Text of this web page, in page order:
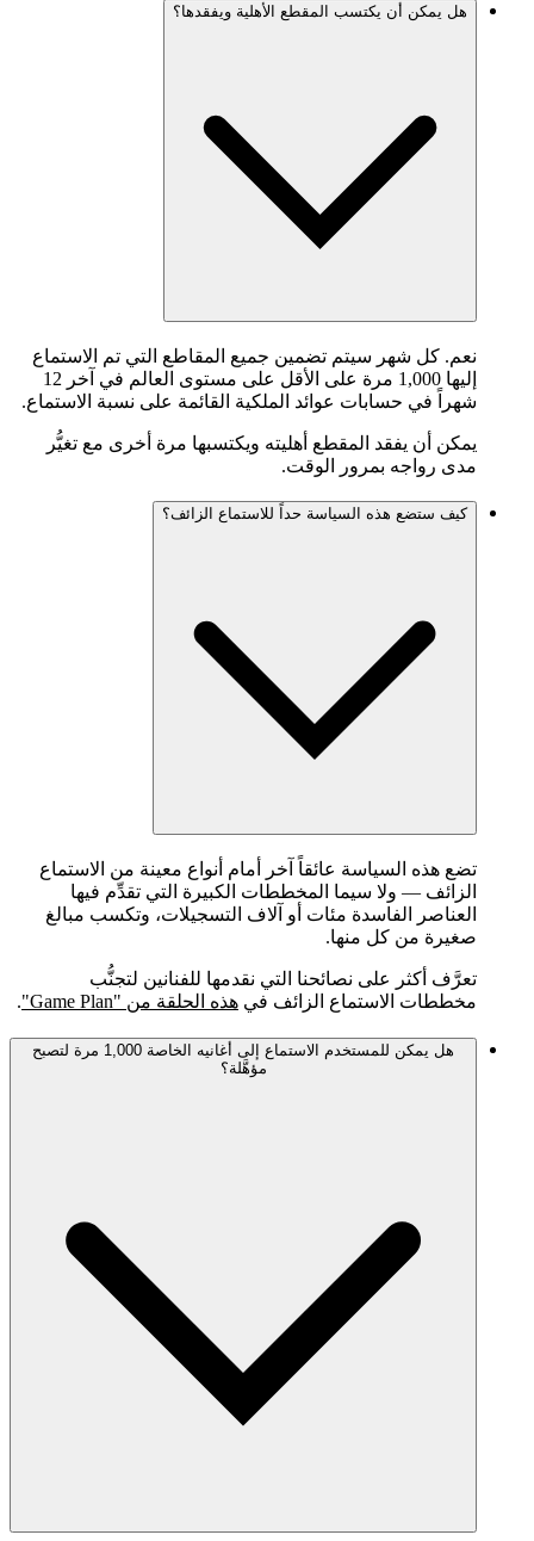
هل يمكن أن يكتسب المقطع الأهلية ويفقدها؟
نعم. كل شهر سيتم تضمين جميع المقاطع التي تم الاستماع
إليها 1,000 مرة على الأقل على مستوى العالم في آخر 12
شهراً في حسابات عوائد الملكية القائمة على نسبة الاستماع.
يمكن أن يفقد المقطع أهليته ويكتسبها مرة أخرى مع تغيُّر
مدى رواجه بمرور الوقت.
كيف ستضع هذه السياسة حداً للاستماع الزائف؟
تضع هذه السياسة عائقاً آخر أمام أنواع معينة من الاستماع
الزائف — ولا سيما المخططات الكبيرة التي تقدِّم فيها
العناصر الفاسدة مئات أو آلاف التسجيلات، وتكسب مبالغ
صغيرة من كل منها.
تعرَّف أكثر على نصائحنا التي نقدمها للفنانين لتجنُّب
مخططات الاستماع الزائف في هذه الحلقة من "Game Plan" .
هل يمكن للمستخدم الاستماع إلى أغانيه الخاصة 1,000 مرة لتصبح
مؤهَّلة؟